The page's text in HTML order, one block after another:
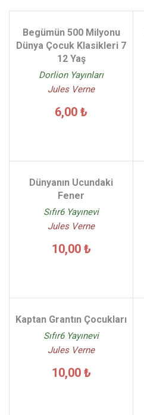
Begümün 500 Milyonu
Dünya Çocuk Klasikleri 7
12 Yaş
Dorlion Yayınları
Jules Verne
6,00 ₺
Dünyanın Ucundaki
Fener
Sıfır6 Yayınevi
Jules Verne
10,00 ₺
Kaptan Grantın Çocukları
Sıfır6 Yayınevi
Jules Verne
10,00 ₺